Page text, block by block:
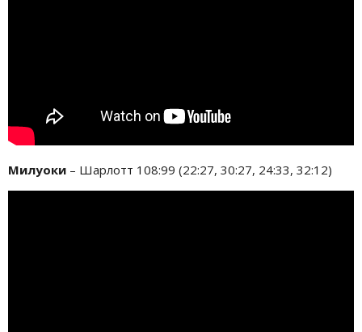
Милуоки – Шарлотт 108:99 (22:27, 30:27, 24:33, 32:12)